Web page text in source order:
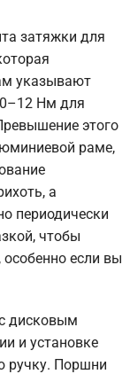
затяжки для
указывают
Нм для
этого
раме,
а
периодически
чтобы
если вы
дисковым
и установке
ручку. Поршни